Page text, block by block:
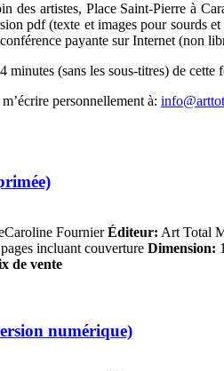
des artistes, Place Saint-Pierre à
pdf (texte et images pour sourds
payante sur Internet (non
minutes (sans les sous-titres) de cette
personnellement à:
FournierÉditeur: Art Total
incluant couverture Dimension:
de vente
numérique)